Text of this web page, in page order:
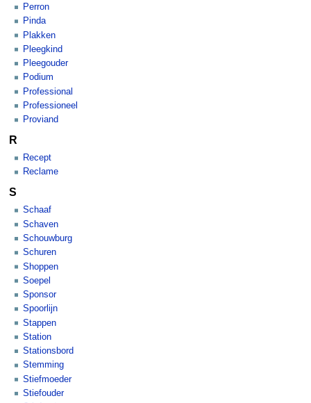
Perron
Pinda
Plakken
Pleegkind
Pleegouder
Podium
Professional
Professioneel
Proviand
R
Recept
Reclame
S
Schaaf
Schaven
Schouwburg
Schuren
Shoppen
Soepel
Sponsor
Spoorlijn
Stappen
Station
Stationsbord
Stemming
Stiefmoeder
Stiefouder